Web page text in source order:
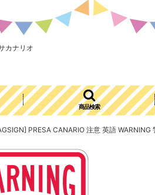
カナリオ
商品検索
PRESA CANARIO 注意 英語